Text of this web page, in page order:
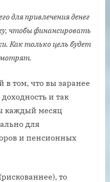
для привлечения денег
чтобы финансировать
Как только цель будет
в том, что вы заранее
и так
каждый месяц
для
и пенсионных
то